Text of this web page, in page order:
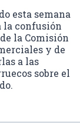
esta semana
la confusión
la Comisión
y de
a las
sobre el